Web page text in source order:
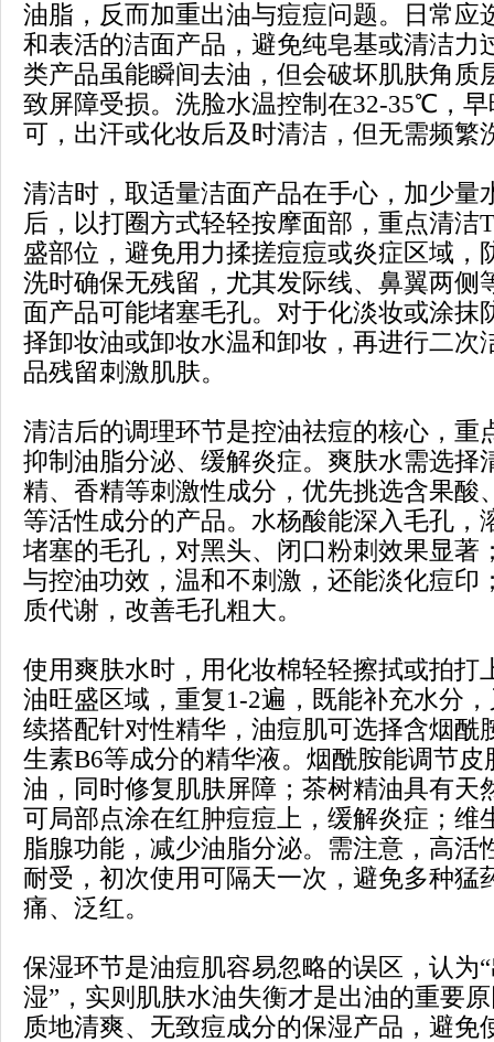
油脂，反而加重出油与痘痘问题。日常应
和表活的洁面产品，避免纯皂基或清洁力
类产品虽能瞬间去油，但会破坏肌肤角质
致屏障受损。洗脸水温控制在32-35℃，
可，出汗或化妆后及时清洁，但无需频繁
清洁时，取适量洁面产品在手心，加少量
后，以打圈方式轻轻按摩面部，重点清洁
盛部位，避免用力揉搓痘痘或炎症区域，
洗时确保无残留，尤其发际线、鼻翼两侧
面产品可能堵塞毛孔。对于化淡妆或涂抹
择卸妆油或卸妆水温和卸妆，再进行二次
品残留刺激肌肤。
清洁后的调理环节是控油祛痘的核心，重
抑制油脂分泌、缓解炎症。爽肤水需选择
精、香精等刺激性成分，优先挑选含果酸
等活性成分的产品。水杨酸能深入毛孔，
堵塞的毛孔，对黑头、闭口粉刺效果显著
与控油功效，温和不刺激，还能淡化痘印
质代谢，改善毛孔粗大。
使用爽肤水时，用化妆棉轻轻擦拭或拍打
油旺盛区域，重复1-2遍，既能补充水分
续搭配针对性精华，油痘肌可选择含烟酰
生素B6等成分的精华液。烟酰胺能调节皮
油，同时修复肌肤屏障；茶树精油具有天
可局部点涂在红肿痘痘上，缓解炎症；维
脂腺功能，减少油脂分泌。需注意，高活
耐受，初次使用可隔天一次，避免多种猛
痛、泛红。
保湿环节是油痘肌容易忽略的误区，认为
湿”，实则肌肤水油失衡才是出油的重要
质地清爽、无致痘成分的保湿产品，避免